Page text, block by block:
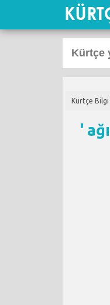
Kürtçe Bilgi
'